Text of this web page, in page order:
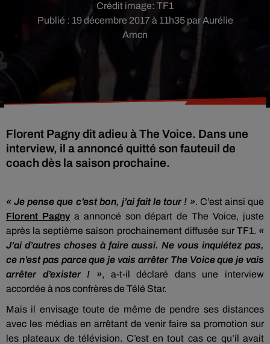
Publié : 19 décembre 2017 à 11h35 par Aurélie
Amcn
Crédit image: TF1
Florent Pagny dit adieu à The Voice. Dans une
interview, il a annoncé quitté son fauteuil de
coach dès la saison prochaine.
« Je pense que c’est bon, j’ai fait le tour ! ». C’est ainsi que
Florent Pagnya annoncé son départ de The Voice, juste
après la septième saison prochainement diffusée sur TF1. «
J’ai d’autres choses à faire aussi. Ne vous inquiétez pas,
ce n’est pas parce que je vais arrêter The Voiceque je vais
arrêter d’exister !
»,
a-t-il déclaré dans une interview
accordée à nos confrères de Télé Star.
Mais il envisage toute de même de pendre ses distances
avec les médias en arrêtant de venir faire sa promotion sur
les plateaux de télévision. C’est en tout cas ce qu’il avait